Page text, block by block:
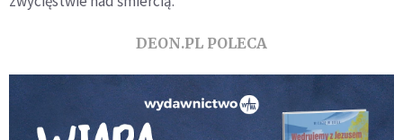
DEON.PL POLECA